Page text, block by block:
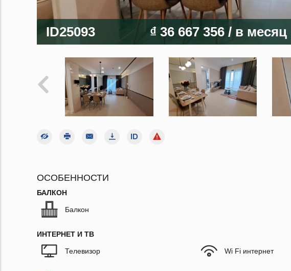
ID25093 ₫ 36 667 356 / в месяц
ОСОБЕННОСТИ
БАЛКОН
Балкон
ИНТЕРНЕТ И ТВ
Телевизор Wi Fi интернет